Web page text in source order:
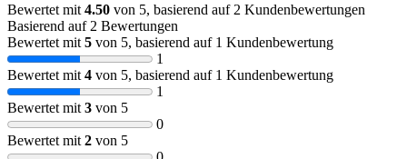
Bewertet mit 4.50 von 5, basierend auf 2 Kundenbewertungen
Basierend auf 2 Bewertungen
Bewertet mit 5 von 5, basierend auf 1 Kundenbewertung
1
Bewertet mit 4 von 5, basierend auf 1 Kundenbewertung
1
Bewertet mit 3 von 5
0
Bewertet mit 2 von 5